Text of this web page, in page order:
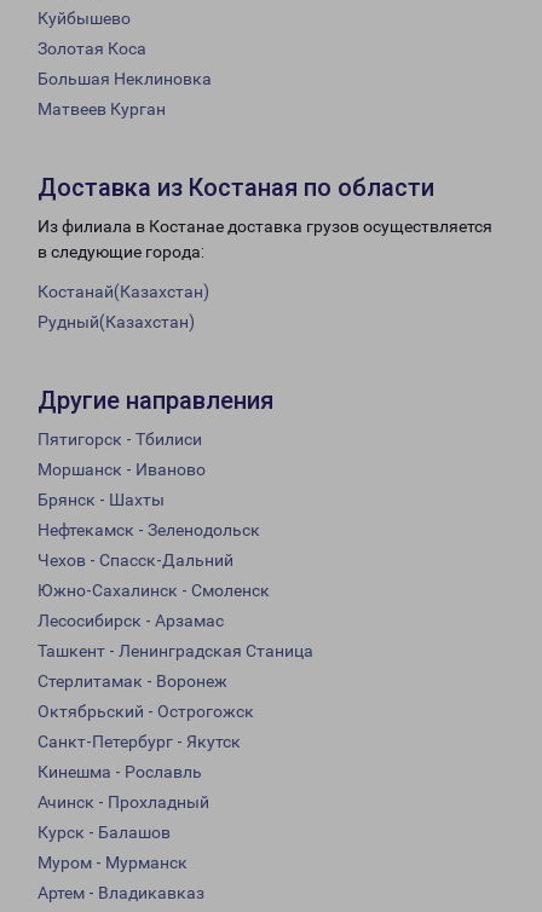
Куйбышево
Золотая Коса
Большая Неклиновка
Матвеев Курган
Доставка из Костаная по области
Из филиала в Костанае доставка грузов осуществляется
в следующие города:
Костанай(Казахстан)
Рудный(Казахстан)
Другие направления
Пятигорск - Тбилиси
Моршанск - Иваново
Брянск - Шахты
Нефтекамск - Зеленодольск
Чехов - Спасск-Дальний
Южно-Сахалинск - Смоленск
Лесосибирск - Арзамас
Ташкент - Ленинградская Станица
Стерлитамак - Воронеж
Октябрьский - Острогожск
Санкт-Петербург - Якутск
Кинешма - Рославль
Ачинск - Прохладный
Курск - Балашов
Муром - Мурманск
Артем - Владикавказ